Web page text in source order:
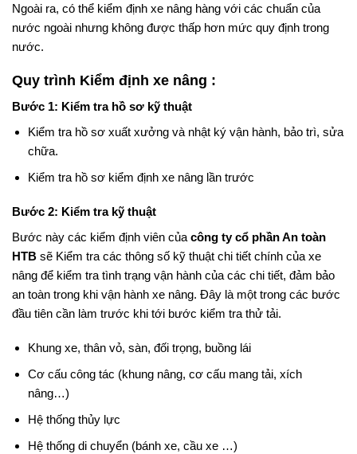
Ngoài ra, có thể kiểm định xe nâng hàng với các chuẩn của
nước ngoài nhưng không được thấp hơn mức quy định trong
nước.
Quy trình Kiểm định xe nâng :
Bước 1: Kiểm tra hồ sơ kỹ thuật
Kiểm tra hồ sơ xuất xưởng và nhật ký vận hành, bảo trì, sửa
chữa.
Kiểm tra hồ sơ kiểm định xe nâng lần trước
Bước 2: Kiểm tra kỹ thuật
Bước này các kiểm định viên của công ty cổ phần An toàn
HTB sẽ Kiểm tra các thông số kỹ thuật chi tiết chính của xe
nâng để kiểm tra tình trạng vận hành của các chi tiết, đảm bảo
an toàn trong khi vận hành xe nâng. Đây là một trong các bước
đầu tiên cần làm trước khi tới bước kiểm tra thử tải.
Khung xe, thân vỏ, sàn, đối trọng, buồng lái
Cơ cấu công tác (khung nâng, cơ cấu mang tải, xích
nâng…)
Hệ thống thủy lực
Hệ thống di chuyển (bánh xe, cầu xe …)